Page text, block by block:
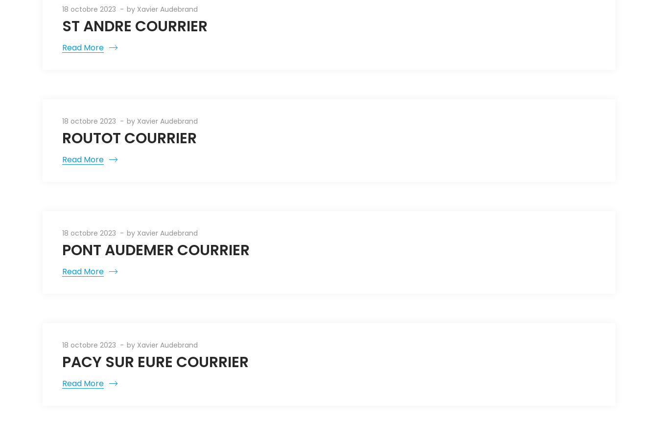
18 octobre 2023 by Xavier Audebrand
ST ANDRE COURRIER
Read More
18 octobre 2023 by Xavier Audebrand
ROUTOT COURRIER
Read More
18 octobre 2023 by Xavier Audebrand
PONT AUDEMER COURRIER
Read More
18 octobre 2023 by Xavier Audebrand
PACY SUR EURE COURRIER
Read More